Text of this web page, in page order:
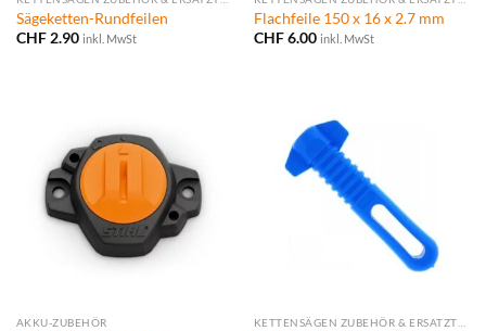
Sägeketten-Rundfeilen
CHF2.90 inkl. MwSt
Flachfeile 150 x 16 x 2.7 mm
CHF6.00 inkl. MwSt
AKKU-ZUBEHÖR